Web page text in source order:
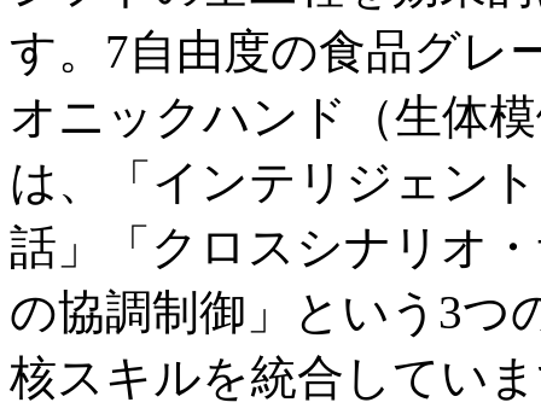
す。7自由度の食品グレ
オニックハンド（生体
は、「インテリジェン
話」「クロスシナリオ
の協調制御」という3つ
核スキルを統合してい